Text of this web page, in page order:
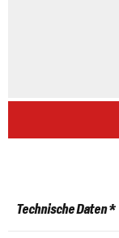
Technische Daten *